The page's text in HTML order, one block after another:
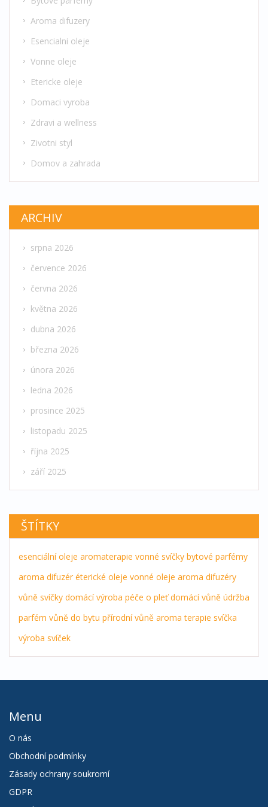
Aroma difuzery
Esencialni oleje
Vonne oleje
Etericke oleje
Domaci vyroba
Zdravi a wellness
Zivotni styl
Domov a zahrada
ARCHIV
srpna 2026
července 2026
června 2026
května 2026
dubna 2026
března 2026
února 2026
ledna 2026
prosince 2025
listopadu 2025
října 2025
září 2025
ŠTÍTKY
esenciální oleje aromaterapie vonné svíčky bytové parfémy
aroma difuzér éterické oleje vonné oleje aroma difuzéry
vůně svíčky domácí výroba péče o pleť domácí vůně údržba
parfém vůně do bytu přírodní vůně aroma terapie svíčka
výroba svíček
Menu
O nás
Obchodní podmínky
Zásady ochrany soukromí
GDPR